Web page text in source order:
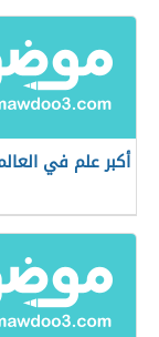
أكبر علم في